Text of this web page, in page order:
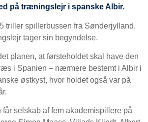
på træningslejr i spanske Albir.
triller spillerbussen fra Sønderjylland,
tager sin begyndelse.
planen, at førsteholdet skal have den
i Spanien – nærmere bestemt i Albir i
østkyst, hvor holdet også var på
får selskab af fem akademispillere på